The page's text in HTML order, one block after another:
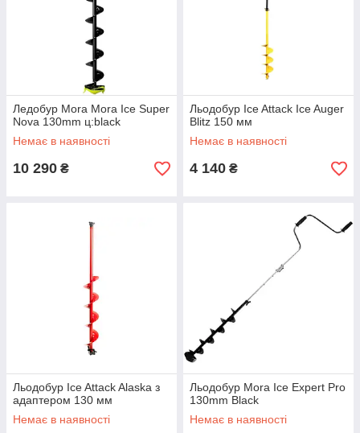
Ледобур Mora Mora Ice Super
Nova 130mm ц:black
Немає в наявності
10 290 ₴
Льодобур Ice Attack Ice Auger
Blitz 150 мм
Немає в наявності
4 140 ₴
Льодобур Ice Attack Alaska з
адаптером 130 мм
Немає в наявності
Льодобур Mora Ice Expert Pro
130mm Black
Немає в наявності